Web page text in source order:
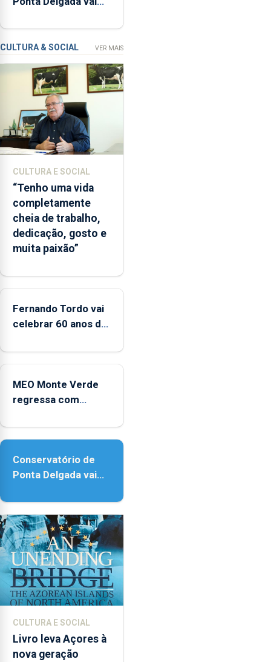
relacionadas
a
apanha
ilegal
lapas
2022
e
2026.
ilha
das
Flores
apresenta
um
“decréscimo
da
entre
2022
2025
instrumentos
CULTURA & SOCIAL VER MAIS
CULTURA E SOCIAL
“Tenho uma vida
completamente
cheia de trabalho,
dedicação, gosto e
muita paixão”
Fernando Tordo vai
celebrar 60 anos de
Micaelense
MEO Monte Verde
regressa com
acessibilidade
Conservatório de
Ponta Delgada vai
instrumentos
CULTURA E SOCIAL
Livro leva Açores à
nova geração